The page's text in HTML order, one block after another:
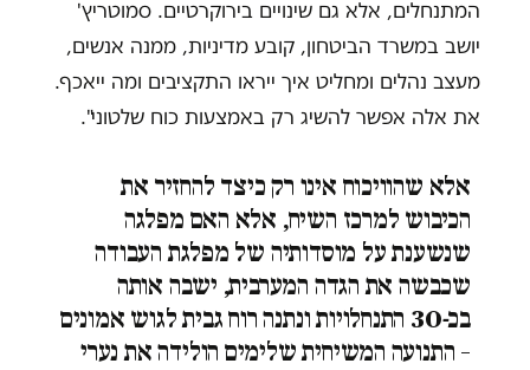
המתנחלים, אלא גם שינויים בירוקרטיים. סמוטריץ'
יושב במשרד הביטחון, קובע מדיניות, ממנה אנשים,
מעצב נהלים ומחליט איך ייראו התקציבים ומה ייאכף.
את אלה אפשר להשיג רק באמצעות כוח שלטוני".
אלא שהוויכוח אינו רק כיצד להחזיר את
הכיבוש למרכז השיח, אלא האם מפלגה
שנשענת על מוסדותיה של מפלגת העבודה
שכבשה את הגדה המערבית, ישבה אותה
בכ-30 התנחלויות ונתנה רוח גבית לגוש אמונים
– התנועה המשיחית שלימים הולידה את נערי